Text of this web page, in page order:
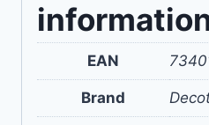
EAN
Brand